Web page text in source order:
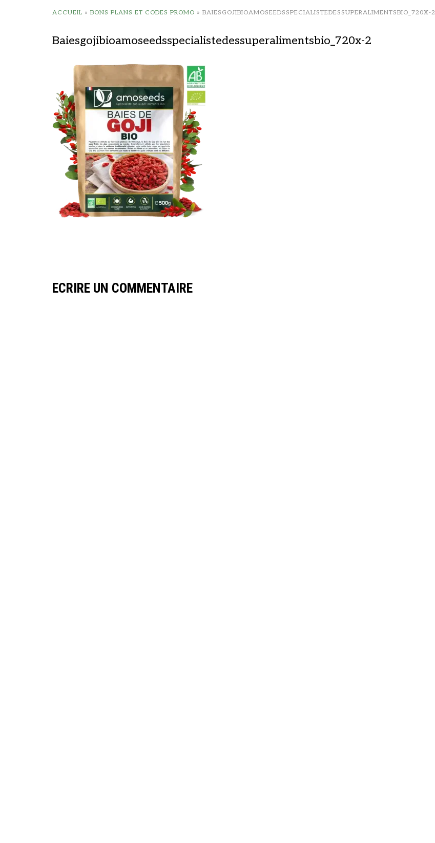
ACCUEIL » BONS PLANS ET CODES PROMO » BAIESGOJIBIOAMOSEEDSSPECIALISTEDESSUPERALIMENTSBIO_720X-2
Baiesgojibioamoseedsspecialistedessuperalimentsbio_720x-2
ECRIRE UN COMMENTAIRE